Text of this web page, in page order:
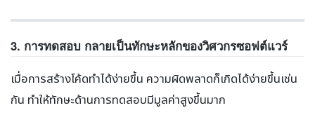
3. การทดสอบ กลายเป็นทักษะหลักของวิศวกรซอฟต์แวร์
เมื่อการสร้างโค้ดทำได้ง่ายขึ้น ความผิดพลาดก็เกิดได้ง่ายขึ้นเช่น
กัน ทำให้ทักษะด้านการทดสอบมีมูลค่าสูงขึ้นมาก